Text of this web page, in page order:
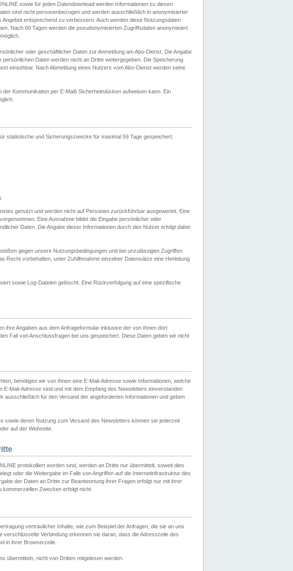
sowie für jeden Datendownload werden Informationen zu diesen
sind nicht personenbezogen und werden ausschließlich in anonymisierter
entsprechend zu verbessern. Auch werden diese Nutzungsdaten
Nach 60 Tagen werden die pseudonymisierten Zugriffsdaten anonymisiert.
oder geschäftlicher Daten zur Anmeldung am Abo-Dienst. Die Angabe
Daten werden nicht an Dritte weitergegeben. Die Speicherung
einsehbar. Nach Abmeldung eines Nutzers vom Abo-Dienst werden seine
Kommunikation per E-Mail) Sicherheitslücken aufweisen kann. Ein
statistische und Sicherungszwecke für maximal 59 Tage gespeichert:
genutzt und werden nicht auf Personen zurückführbar ausgewertet. Eine
Eine Ausnahme bildet die Eingabe persönlicher oder
Daten. Die Angabe dieser Informationen durch den Nutzer erfolgt dabei
gegen unsere Nutzungsbedingungen und bei unzulässigen Zugriffen
Recht vorbehalten, unter Zuhilfenahme einzelner Datensätze eine Herleitung
sowie Log-Dateien gelöscht. Eine Rückverfolgung auf eine spezifische
ihre Angaben aus dem Anfrageformular inklusive der von Ihnen dort
Fall von Anschlussfragen bei uns gespeichert. Diese Daten geben wir nicht
benötigen wir von Ihnen eine E-Mail-Adresse sowie Informationen, welche
Mail-Adresse sind und mit dem Empfang des Newsletters einverstanden
für den Versand der angeforderten Informationen und geben
sowie deren Nutzung zum Versand des Newsletters können sie jederzeit
auf der Webseite.
protokolliert worden sind, werden an Dritte nur übermittelt, soweit dies
oder die Weitergabe im Falle von Angriffen auf die Internetinfrastruktur des
der Daten an Dritte zur Beantwortung ihrer Fragen erfolgt nur mit ihrer
Zwecken erfolgt nicht.
vertraulicher Inhalte, wie zum Beispiel der Anfragen, die sie an uns
Verbindung erkennen sie daran, dass die Adresszeile des
in ihrer Browserzeile.
übermitteln, nicht von Dritten mitgelesen werden.